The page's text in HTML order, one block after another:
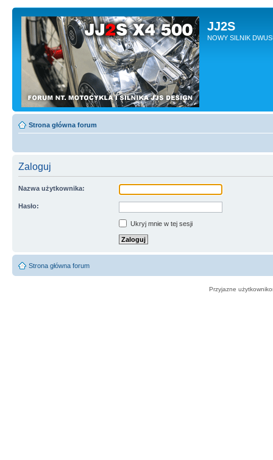
JJ2S
NOWY SILNIK
Strona główna forum
Zaloguj
Nazwa użytkownika:
Hasło:
Ukryj mnie w tej sesji
Strona główna forum
Przyjazne